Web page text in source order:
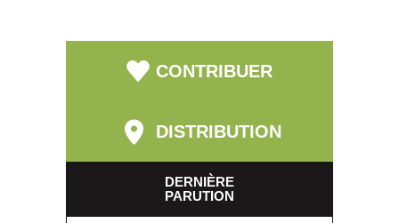
CONTRIBUER
DISTRIBUTION
DERNIÈRE
PARUTION